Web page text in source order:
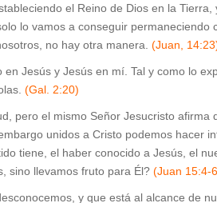
el Reino de Dios en la
lo vamos a conseguir permaneciendo
no hay otra manera. (Juan,
Jesús y Jesús en mí. Tal y como lo
(Gal. 2:20)
pero el mismo Señor Jesucristo afirma
unidos a Cristo podemos hacer
tiene, el haber conocido a Jesús, el
sino llevamos fruto para Él? (Juan 15:4-
y que está al alcance de